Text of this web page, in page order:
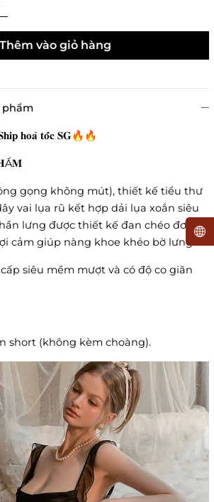
Thêm vào giỏ hàng
phẩm
𝐡𝐨𝐚̉ 𝐭𝐨̂́𝐜 𝐒𝐆🔥🔥
gọng không mút), thiết kế tiểu thư
vai lụa rũ kết hợp dải lụa xoắn siêu
lưng được thiết kế đan chéo đơn
cảm giúp nàng khoe khéo bờ lưng.
siêu mềm mượt và có độ co giãn
short (không kèm choàng).